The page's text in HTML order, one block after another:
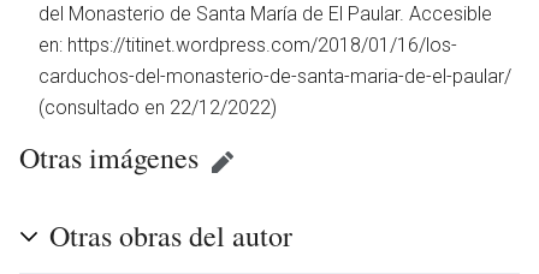
del Monasterio de Santa María de El Paular. Accesible
en: https://titinet.wordpress.com/2018/01/16/los-
carduchos-del-monasterio-de-santa-maria-de-el-paular/
(consultado en 22/12/2022)
Otras imágenes
Otras obras del autor